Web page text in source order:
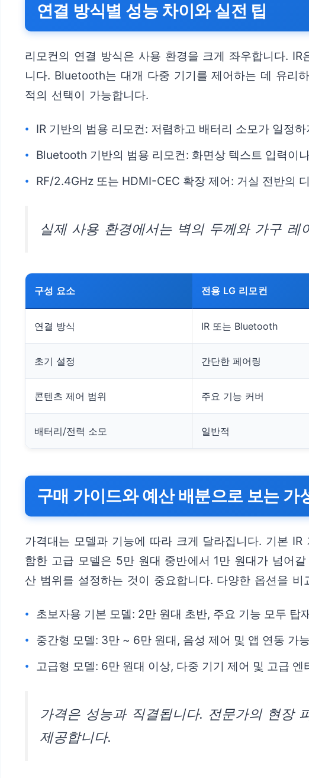
연결 방식별 성능 차이와 실전 팁
리모컨의 연결 방식은 사용 환경을 크게 좌우합니다.
니다. Bluetooth는 대개 다중 기기를 제어하는 데 유리
적의 선택이 가능합니다.
IR 기반의 범용 리모컨: 저렴하고 배터리 소모가 일정
Bluetooth 기반의 범용 리모컨: 화면상 텍스트 입력이
RF/2.4GHz 또는 HDMI-CEC 확장 제어: 거실 전반의
실제 사용 환경에서는 벽의 두께와 가구
구성 요소 전용 LG 리모컨
연결 방식 IR 또는 Bluetooth
초기 설정 간단한 페어링
콘텐츠 제어 범위 주요 기능 커버
배터리/전력 소모 일반적
구매 가이드와 예산 배분으로 보는 가
가격대는 모델과 기능에 따라 크게 달라집니다. 기본
함한 고급 모델은 5만 원대 중반에서 1만 원대가 넘어
산 범위를 설정하는 것이 중요합니다. 다양한 옵션을
초보자용 기본 모델: 2만 원대 초반, 주요 기능 모두 탑
중간형 모델: 3만 ~ 6만 원대, 음성 제어 및 앱 연동 가
고급형 모델: 6만 원대 이상, 다중 기기 제어 및 고급 엔
가격은 성능과 직결됩니다. 전문가의 현장
제공합니다.